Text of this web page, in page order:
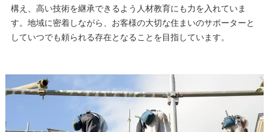
構え、高い技術を継承できるよう人材教育にも力を入れていま
す。地域に密着しながら、お客様の大切な住まいのサポーターと
していつでも頼られる存在となることを目指しています。